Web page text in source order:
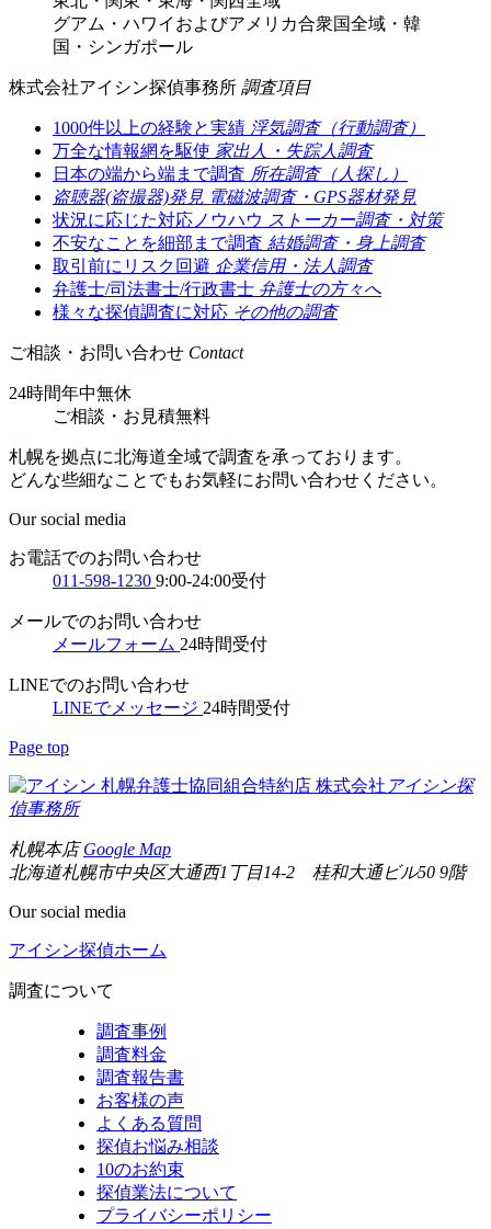
グアム・ハワイおよびアメリカ合衆国全域・韓
国・シンガポール
株式会社アイシン探偵事務所 調査項目
1000件以上の経験と実績 浮気調査（行動調査）
万全な情報網を駆使 家出人・失踪人調査
日本の端から端まで調査 所在調査（人探し）
盗聴器(盗撮器)発見 電磁波調査・GPS器材発見
状況に応じた対応ノウハウ ストーカー調査・対策
不安なことを細部まで調査 結婚調査・身上調査
取引前にリスク回避 企業信用・法人調査
弁護士/司法書士/行政書士 弁護士の方々へ
様々な探偵調査に対応 その他の調査
ご相談・お問い合わせ Contact
24時間年中無休
ご相談 ・ お見積無料
札幌を拠点に北海道全域で調査を承っております。
どんな些細なことでもお気軽にお問い合わせください。
Our social media
お電話でのお問い合わせ
011-598-1230 9:00-24:00受付
メールでのお問い合わせ
メールフォーム 24時間受付
LINEでのお問い合わせ
LINEでメッセージ 24時間受付
Page top
札幌弁護士協同組合特約店 株式会社 アイシン探
偵事務所
札幌本店Google Map
北海道札幌市中央区大通西1丁目14-2 桂和大通ビル50 9階
Our social media
アイシン探偵ホーム
調査について
調査事例
調査料金
調査報告書
お客様の声
よくある質問
探偵お悩み相談
10のお約束
探偵業法について
プライバシーポリシー